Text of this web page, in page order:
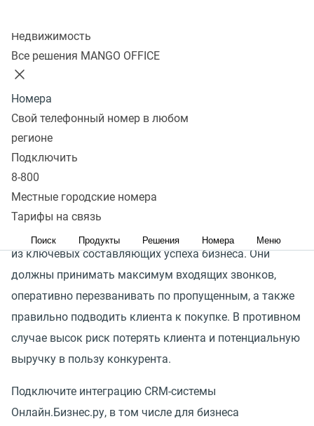
Недвижимость
Все решения MANGO OFFICE
Номера
Свой телефонный номер в любом
регионе
Подключить
8-800
Местные городские номера
Тарифы на связь
Поиск Продукты Решения Номера Меню
на 23%
на 17%
на 9,8%рост среднего чека*
из ключевых составляющих успеха бизнеса. Они
должны принимать максимум входящих звонков,
оперативно перезванивать по пропущенным, а также
правильно подводить клиента к покупке. В противном
случае высок риск потерять клиента и потенциальную
выручку в пользу конкурента.
Подключите интеграцию CRM-системы
Онлайн.Бизнес.ру, в том числе для бизнеса